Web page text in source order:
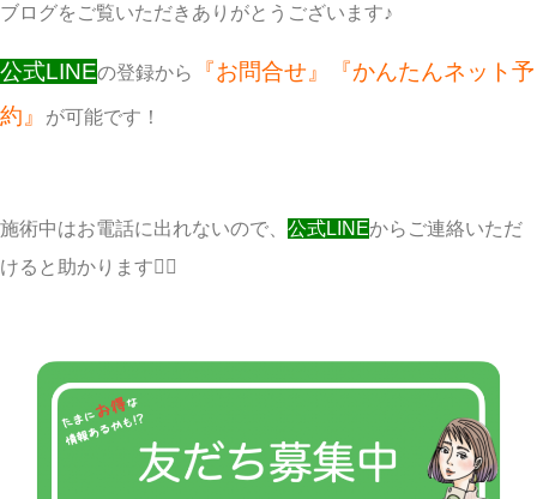
ブログをご覧いただきありがとうございます♪
公式LINEの登録から
『お問合せ』『かんたんネット予
約』
が可能です！
施術中はお電話に出れないので、 公式LINEからご連絡いただ
けると助かります🙇‍♀️